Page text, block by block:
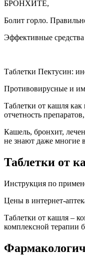
БРОНХИТЕ,
Болит горло.
Эффективные
Таблетки Пектусин:
Противовирусные и
Таблетки от кашля
отчетность
Кашель, бронхит,
не знают даже многие
Таблетки от
Инструкция по
Цены в интернет-
Таблетки от кашля –
комплексной терапии